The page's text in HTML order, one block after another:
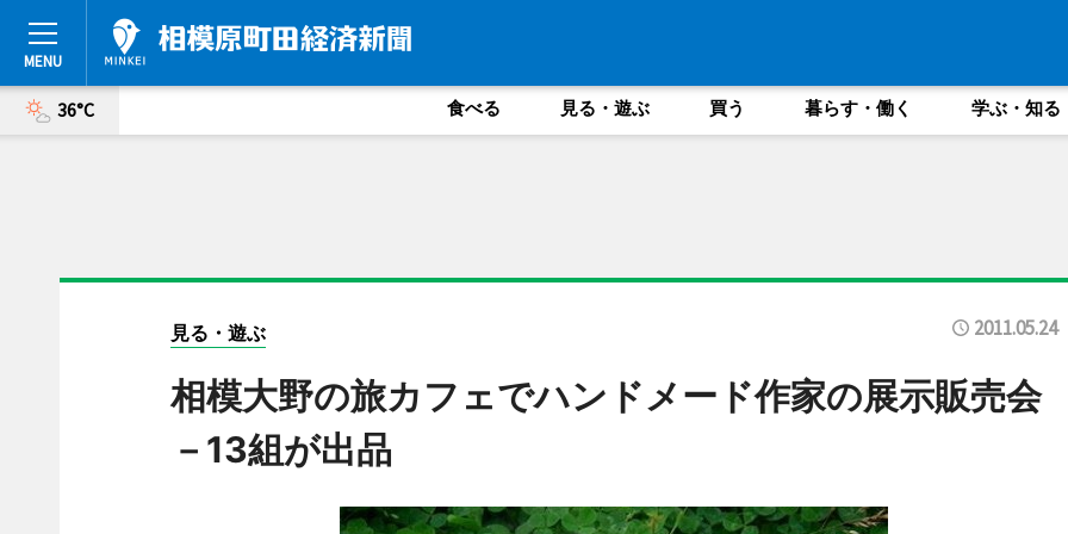
36°C 食べる 見る・遊ぶ 買う 暮らす・働く 学ぶ・知る
見る・遊ぶ 2011.05.24
相模大野の旅カフェでハンドメード作家の展示販売会
－13組が出品